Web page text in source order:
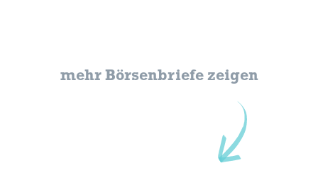
mehr Börsenbriefe zeigen